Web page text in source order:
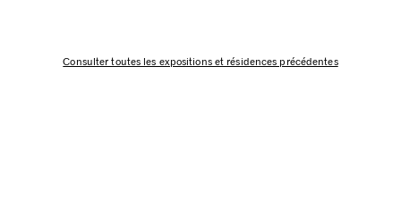
Consulter toutes les expositions et résidences précédentes